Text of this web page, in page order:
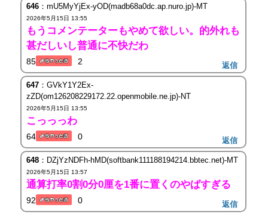
646：mU5MyYjEx-yOD(madb68a0dc.ap.nuro.jp)-MT
2026年5月15日 13:55
もうコメンテーターもやめて欲しい。的外れも
甚だしいし普通に不快だわ
85 2 返信
647：GVkY1Y2Ex-
zZD(om126208229172.22.openmobile.ne.jp)-NT
2026年5月15日 13:55
こっっっわ
64 0 返信
648：DZjYzNDFh-hMD(softbank111188194214.bbtec.net)-MT
2026年5月15日 13:57
通算打率0割0分0厘を1番に置くのやばすぎる
92 0 返信